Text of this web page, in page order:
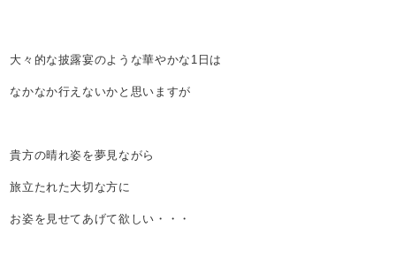
大々的な披露宴のような華やかな1日は
なかなか行えないかと思いますが
貴方の晴れ姿を夢見ながら
旅立たれた大切な方に
お姿を見せてあげて欲しい・・・